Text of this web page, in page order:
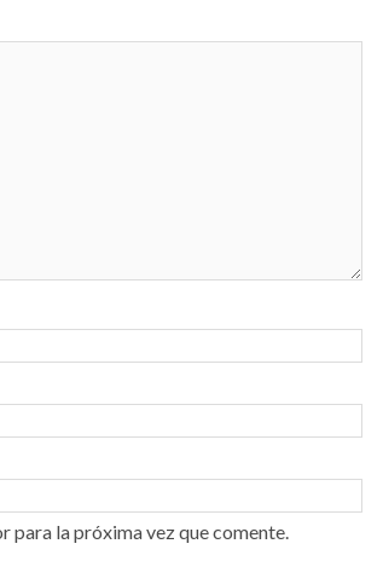
para la próxima vez que comente.